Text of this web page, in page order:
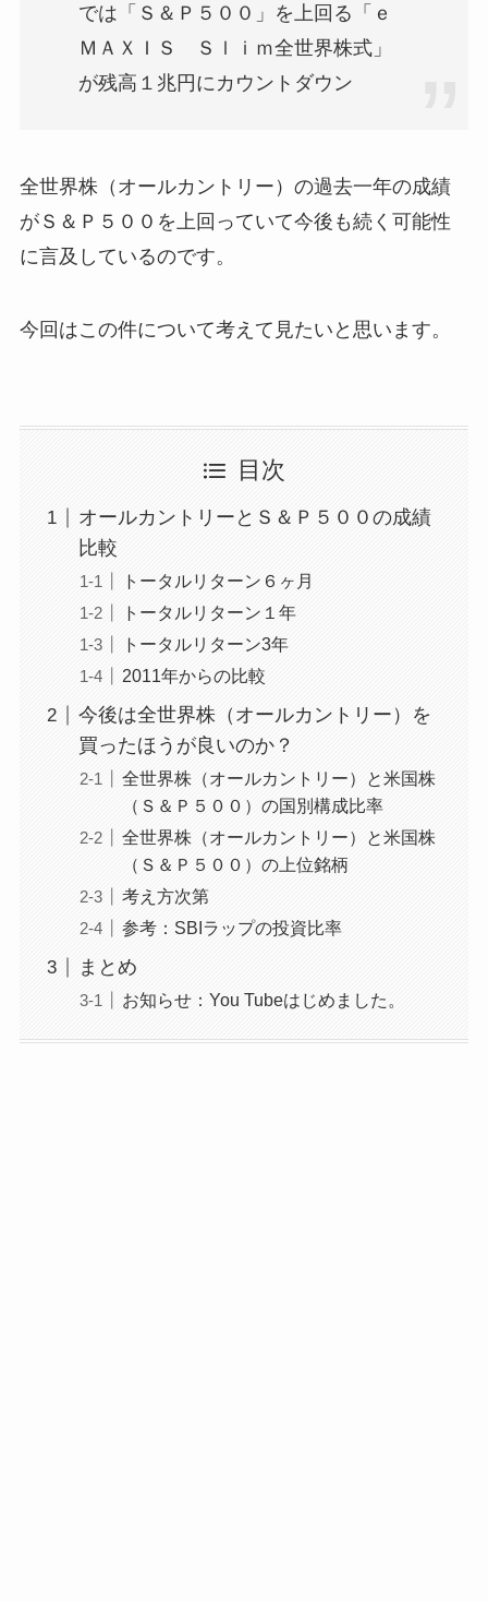
では「Ｓ＆Ｐ５００」を上回る「ｅ
ＭＡＸＩＳ Ｓｌｉｍ全世界株式」
が残高１兆円にカウントダウン
全世界株（オールカントリー）の過去一年の成績
がＳ＆Ｐ５００を上回っていて今後も続く可能性
に言及しているのです。
今回はこの件について考えて見たいと思います。
目次
オールカントリーとＳ＆Ｐ５００の成績
比較
トータルリターン６ヶ月
トータルリターン１年
トータルリターン3年
2011年からの比較
今後は全世界株（オールカントリー）を
買ったほうが良いのか？
全世界株（オールカントリー）と米国株
（Ｓ＆Ｐ５００）の国別構成比率
全世界株（オールカントリー）と米国株
（Ｓ＆Ｐ５００）の上位銘柄
考え方次第
参考：SBIラップの投資比率
まとめ
お知らせ：You Tubeはじめました。